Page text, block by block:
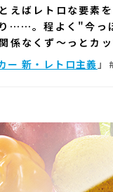
えばレトロな要素
……。程よく"今っ
係なくず〜っとカ
ー 新・レトロ主義」